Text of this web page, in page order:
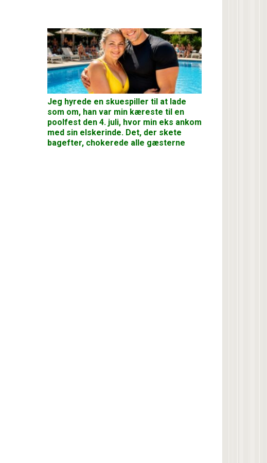
Jeg hyrede en skuespiller til at lade
som om, han var min kæreste til en
poolfest den 4. juli, hvor min eks ankom
med sin elskerinde. Det, der skete
bagefter, chokerede alle gæsterne